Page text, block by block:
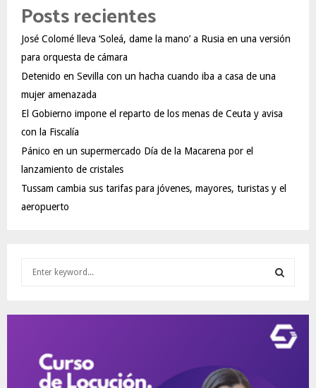
Posts recientes
José Colomé lleva ‘Soleá, dame la mano’ a Rusia en una versión
para orquesta de cámara
Detenido en Sevilla con un hacha cuando iba a casa de una
mujer amenazada
El Gobierno impone el reparto de los menas de Ceuta y avisa
con la Fiscalía
Pánico en un supermercado Día de la Macarena por el
lanzamiento de cristales
Tussam cambia sus tarifas para jóvenes, mayores, turistas y el
aeropuerto
E